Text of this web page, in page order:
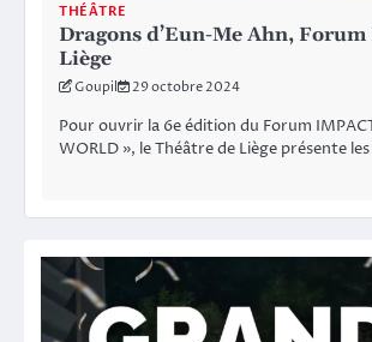
THÉÂTRE
Dragons d’Eun-Me Ahn, Forum
Liège
Goupil 29 octobre 2024
Pour ouvrir la 6e édition du Forum
WORLD », le Théâtre de Liège présente